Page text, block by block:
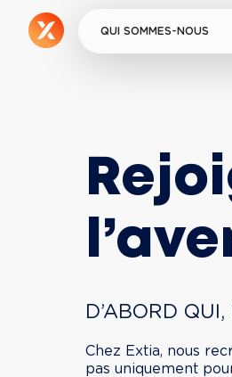
QUI SOMMES-NOUS
D’ABORD
Chez Extia, nous
pas uniquement